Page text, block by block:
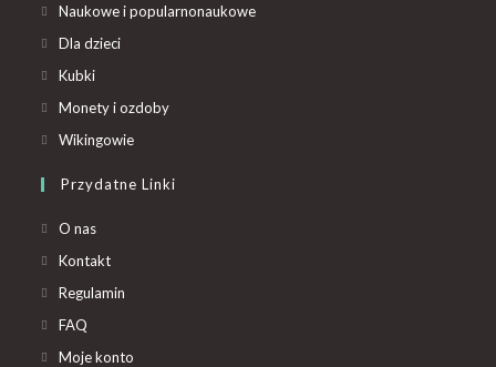
Naukowe i popularnonaukowe
Dla dzieci
Kubki
Monety i ozdoby
Wikingowie
Przydatne Linki
O nas
Kontakt
Regulamin
FAQ
Moje konto